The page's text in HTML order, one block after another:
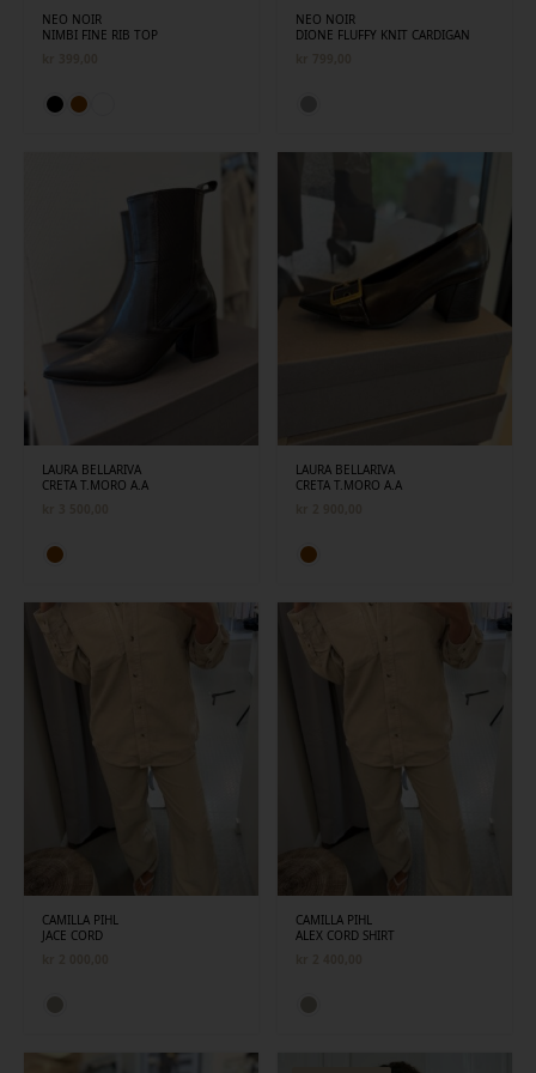
NEO NOIR
NIMBI FINE RIB TOP
NEO NOIR
DIONE FLUFFY KNIT CARDIGAN
LAURA BELLARIVA
CRETA T.MORO A.A
LAURA BELLARIVA
CRETA T.MORO A.A
CAMILLA PIHL
JACE CORD
CAMILLA PIHL
ALEX CORD SHIRT